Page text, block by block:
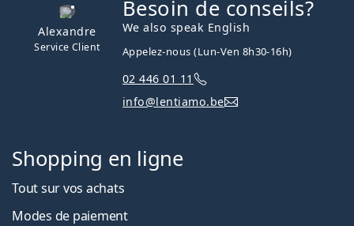
Alexandre
Service Client
Besoin de conseils?
We also speak English
Appelez-nous (Lun-Ven 8h30-16h)
02 446 01 11
info@lentiamo.be
Shopping en ligne
Tout sur vos achats
Modes de paiement